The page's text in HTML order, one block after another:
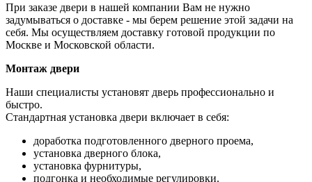
При заказе двери в нашей компании Вам не нужно
задумываться о доставке - мы берем решение этой задачи на
себя. Мы осуществляем доставку готовой продукции по
Москве и Московской области.
Монтаж двери
Наши специалисты установят дверь профессионально и
быстро.
Стандартная установка двери включает в себя:
доработка подготовленного дверного проема,
установка дверного блока,
установка фурнитуры,
подгонка и необходимые регулировки.